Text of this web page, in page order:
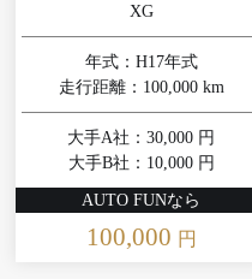
XG
年式：H17年式
走行距離：100,000 km
大手A社：30,000 円
大手B社：10,000 円
AUTO FUNなら
100,000 円